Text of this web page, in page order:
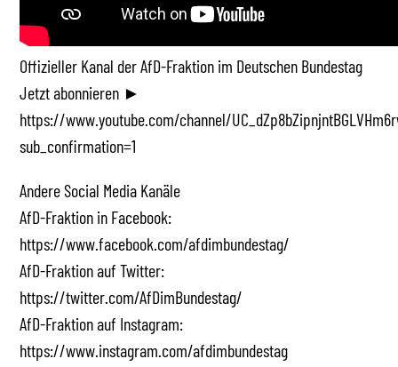
Offizieller Kanal der AfD-Fraktion im Deutschen Bundestag
Jetzt abonnieren ►
https://www.youtube.com/channel/
sub_confirmation=1
Andere Social Media Kanäle
AfD-Fraktion in Facebook:
https://www.facebook.com/afdimbundestag/
AfD-Fraktion auf Twitter:
https://twitter.com/AfDimBundestag/
AfD-Fraktion auf Instagram:
https://www.instagram.com/afdimbundestag